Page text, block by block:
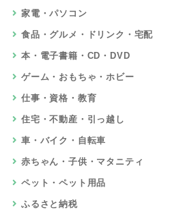
家電・パソコン
食品・グルメ・ドリンク・宅配
本・電子書籍・CD・DVD
ゲーム・おもちゃ・ホビー
仕事・資格・教育
住宅・不動産・引っ越し
車・バイク・自転車
赤ちゃん・子供・マタニティ
ペット・ペット用品
ふるさと納税